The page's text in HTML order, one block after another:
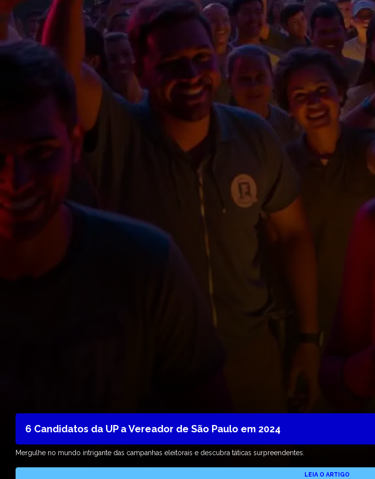
6 Candidatos da UP a Vereador de São Paulo em 2024
Mergulhe no mundo intrigante das campanhas eleitorais e descubra táticas surpreendentes.
LEIA O ARTIGO